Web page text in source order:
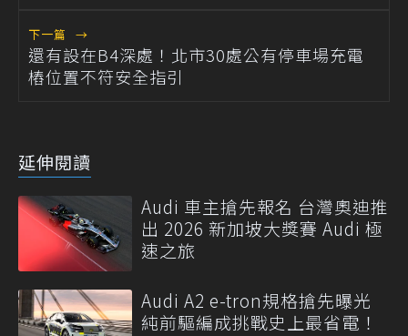
下一篇 →
還有設在B4深處！北市30處公有停車場充電
樁位置不符安全指引
延伸閱讀
Audi 車主搶先報名 台灣奧迪推
出 2026 新加坡大獎賽 Audi 極
速之旅
Audi A2 e-tron規格搶先曝光
純前驅編成挑戰史上最省電！